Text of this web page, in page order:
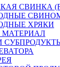
СВИНКА
ХРЯКИ